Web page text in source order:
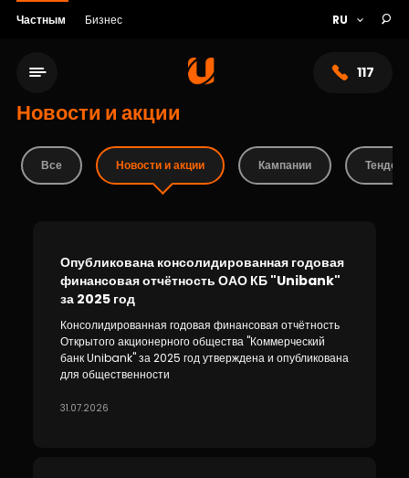
Частным Бизнес
117
Сеть обслуживания
О банке
Новости и акции
Все Новости и акции Кампании
Опубликована консолидированная годовая
финансовая отчётность ОАО КБ "Unibank"
за 2025 год
Консолидированная годовая финансовая отчётность
Открытого акционерного общества "Коммерческий
банк Unibank" за 2025 год утверждена и опубликована
для общественности
31.07.2026